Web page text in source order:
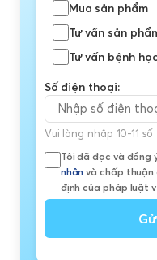
Mua sản phẩm
Tư vấn sản
Tư vấn bệnh
Số điện thoại:
Vui lòng nhập 10-11 số
Tôi đã đọc và đồng
nhân và chấp thuận
định của pháp luật